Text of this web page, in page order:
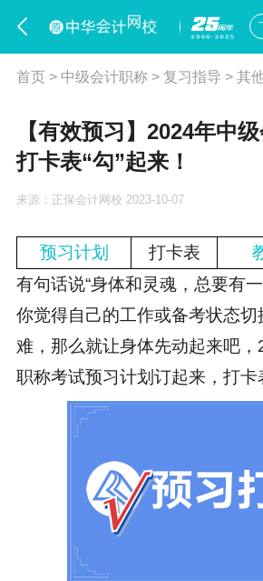
首页> 中级会计职称> 复习指导 > 其
【有效预习】2024年中
打卡表“勾”起来！
来源： 正保会计网校 2023-10-07
预习计划 打卡表
有句话说“身体和灵魂，总要有
你觉得自己的工作或备考状态切
难，那么就让身体先动起来吧
职称考试预习计划订起来，打卡